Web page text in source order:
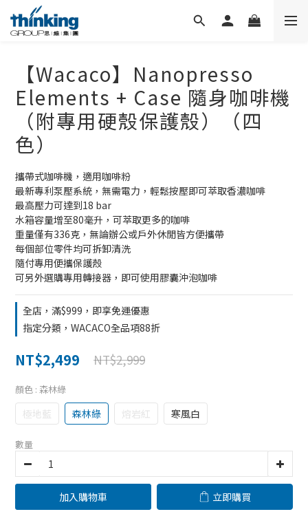
【Wacaco】Nanopresso
Elements + Case 隨身咖啡機
（附專用硬殼保護殼）（四
色）
攜帶式咖啡機，適用咖啡粉
最新專利泵壓系統，無需電力，輕鬆按壓即可萃取香濃咖啡
最高壓力可達到18 bar
水箱容量增至80毫升，可萃取更多的咖啡
重量僅有336克，無論辦公或戶外休閒皆方便攜帶
每個部位零件均可拆卸清洗
隨付專用便攜保護殼
可另外選購專用轉接器，即可使用膠囊沖泡咖啡
全店，滿$999，即享免運優惠
指定分類，WACACO全品項88折
NT$2,499 NT$2,999
顏色 : 森林綠
極地藍 森林綠 熔岩紅 寒風白
數量
加入購物車 立即購買